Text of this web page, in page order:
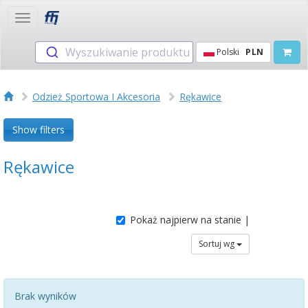
Toggle
Wyszukiwanie produktu Polski PLN
Odzież Sportowa I Akcesoria Rękawice
Show filters
Rękawice
Pokaż najpierw na stanie |
Sortuj wg
Brak wyników